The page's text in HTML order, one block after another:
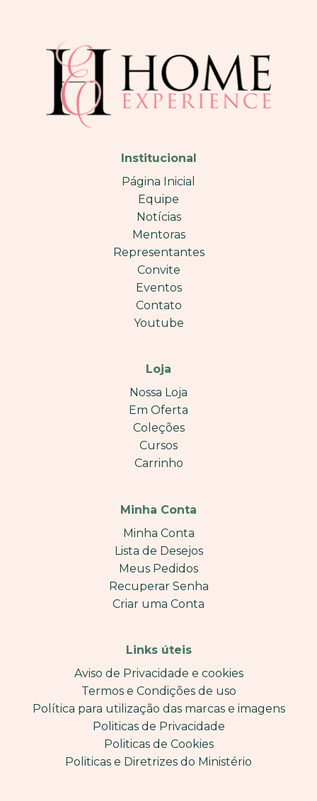
Institucional
Página Inicial
Equipe
Notícias
Mentoras
Representantes
Convite
Eventos
Contato
Youtube
Loja
Nossa Loja
Em Oferta
Coleções
Cursos
Carrinho
Minha Conta
Minha Conta
Lista de Desejos
Meus Pedidos
Recuperar Senha
Criar uma Conta
Links úteis
Aviso de Privacidade e cookies
Termos e Condições de uso
Política para utilização das marcas e imagens
Politicas de Privacidade
Politicas de Cookies
Politicas e Diretrizes do Ministério